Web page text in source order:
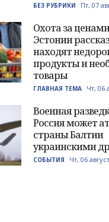
БЕЗ РУБРИКИ Пт, 07
Охота за
Эстонии
находят
продукты и
товары
ГЛАВНАЯ ТЕМА Чт, 06
Военная
Россия может
страны Балтии
украинскими
СОБЫТИЯ Чт, 06